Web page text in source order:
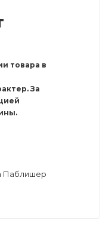
товара в
За
Паблишер